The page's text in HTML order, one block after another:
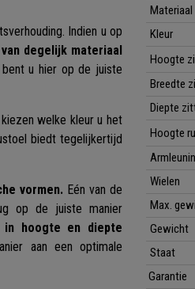
Indien u op
degelijk materiaal
u hier op de juiste
welke kleur u het
biedt tegelijkertijd
vormen. Eén van de
op de juiste manier
hoogte en diepte
aan een optimale
Materiaal
Kleur
Hoogte
Breedte
Diepte
Hoogte
Wielen
Max.
Gewicht
Staat
Garantie